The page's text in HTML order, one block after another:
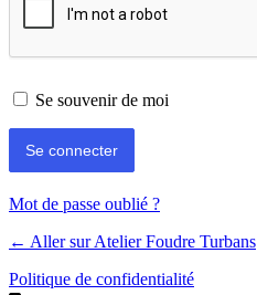
Se souvenir de moi
Mot de passe oublié ?
← Aller sur Atelier Foudre Turbans
Politique de confidentialité